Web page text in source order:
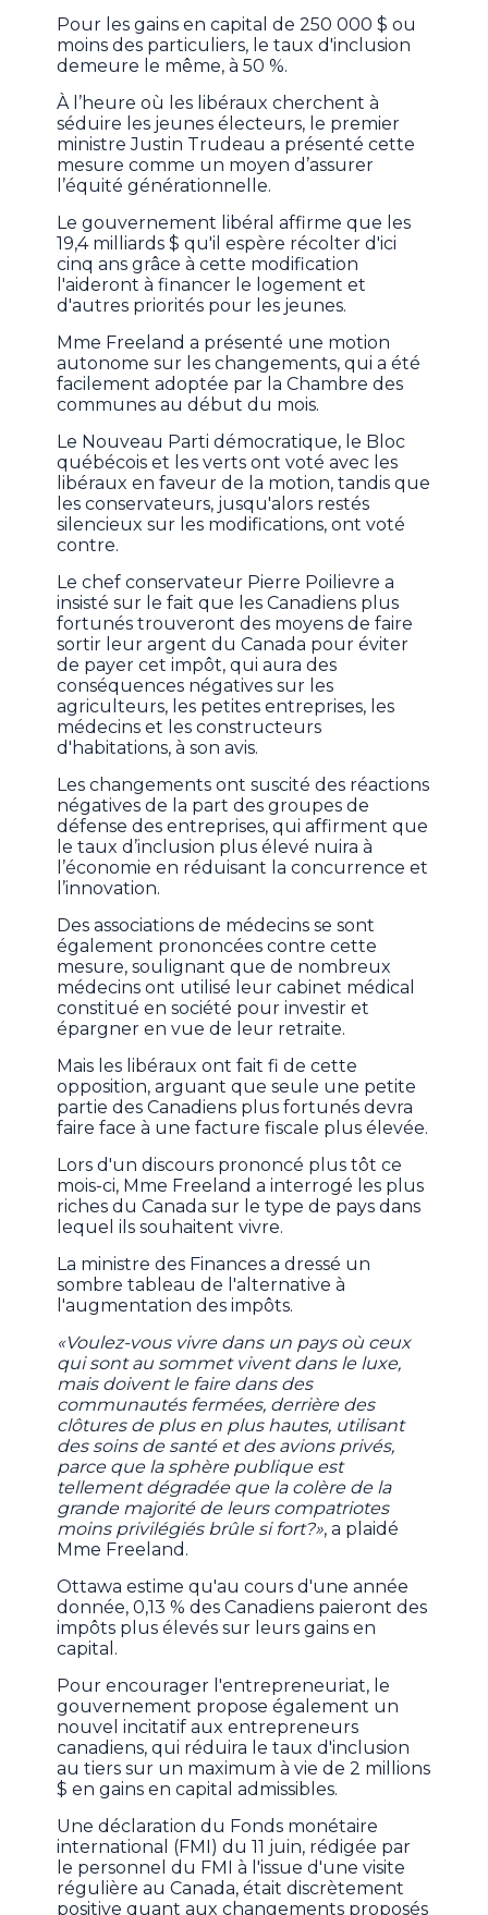
Pour les gains en capital de 250 000 $ ou
moins des particuliers, le taux d'inclusion
demeure le même, à 50 %.
À l’heure où les libéraux cherchent à
séduire les jeunes électeurs, le premier
ministre Justin Trudeau a présenté cette
mesure comme un moyen d’assurer
l’équité générationnelle.
Le gouvernement libéral affirme que les
19,4 milliards $ qu'il espère récolter d'ici
cinq ans grâce à cette modification
l'aideront à financer le logement et
d'autres priorités pour les jeunes.
Mme Freeland a présenté une motion
autonome sur les changements, qui a été
facilement adoptée par la Chambre des
communes au début du mois.
Le Nouveau Parti démocratique, le Bloc
québécois et les verts ont voté avec les
libéraux en faveur de la motion, tandis que
les conservateurs, jusqu'alors restés
silencieux sur les modifications, ont voté
contre.
Le chef conservateur Pierre Poilievre a
insisté sur le fait que les Canadiens plus
fortunés trouveront des moyens de faire
sortir leur argent du Canada pour éviter
de payer cet impôt, qui aura des
conséquences négatives sur les
agriculteurs, les petites entreprises, les
médecins et les constructeurs
d'habitations, à son avis.
Les changements ont suscité des réactions
négatives de la part des groupes de
défense des entreprises, qui affirment que
le taux d’inclusion plus élevé nuira à
l’économie en réduisant la concurrence et
l’innovation.
Des associations de médecins se sont
également prononcées contre cette
mesure, soulignant que de nombreux
médecins ont utilisé leur cabinet médical
constitué en société pour investir et
épargner en vue de leur retraite.
Mais les libéraux ont fait fi de cette
opposition, arguant que seule une petite
partie des Canadiens plus fortunés devra
faire face à une facture fiscale plus élevée.
Lors d'un discours prononcé plus tôt ce
mois-ci, Mme Freeland a interrogé les plus
riches du Canada sur le type de pays dans
lequel ils souhaitent vivre.
La ministre des Finances a dressé un
sombre tableau de l'alternative à
l'augmentation des impôts.
«Voulez-vous vivre dans un pays où ceux
qui sont au sommet vivent dans le luxe,
mais doivent le faire dans des
communautés fermées, derrière des
clôtures de plus en plus hautes, utilisant
des soins de santé et des avions privés,
parce que la sphère publique est
tellement dégradée que la colère de la
grande majorité de leurs compatriotes
moins privilégiés brûle si fort?», a plaidé
Mme Freeland.
Ottawa estime qu'au cours d'une année
donnée, 0,13 % des Canadiens paieront des
impôts plus élevés sur leurs gains en
capital.
Pour encourager l'entrepreneuriat, le
gouvernement propose également un
nouvel incitatif aux entrepreneurs
canadiens, qui réduira le taux d'inclusion
au tiers sur un maximum à vie de 2 millions
$ en gains en capital admissibles.
Une déclaration du Fonds monétaire
international (FMI) du 11 juin, rédigée par
le personnel du FMI à l'issue d'une visite
régulière au Canada, était discrètement
positive quant aux changements proposés